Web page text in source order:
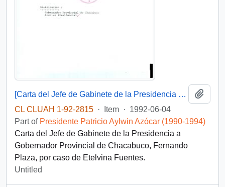
[Carta del Jefe de Gabinete de la Presidencia a Gobernador Provincial de Chacabuco]
CL CLUAH 1-92-2815 · Item · 1992-06-04
Part of Presidente Patricio Aylwin Azócar (1990-1994)
Carta del Jefe de Gabinete de la Presidencia a
Gobernador Provincial de Chacabuco, Fernando
Plaza, por caso de Etelvina Fuentes.
Untitled